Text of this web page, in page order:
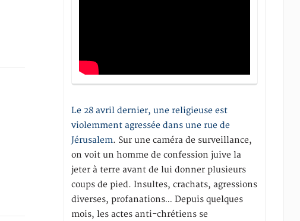
Le 28 avril dernier, une religieuse est
violemment agressée dans une rue de
Jérusalem. Sur une caméra de surveillance,
on voit un homme de confession juive la
jeter à terre avant de lui donner plusieurs
coups de pied. Insultes, crachats, agressions
diverses, profanations… Depuis quelques
mois, les actes anti-chrétiens se